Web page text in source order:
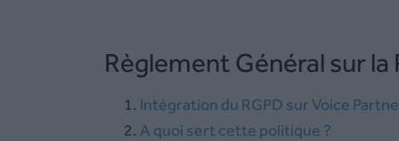
Règlement Général sur
Intégration du RGPD sur Voice
A quoi sert cette politique ?